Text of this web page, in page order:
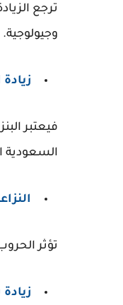
ترجع
وجيولوجية.
فيعتبر
السعودية
تؤثر